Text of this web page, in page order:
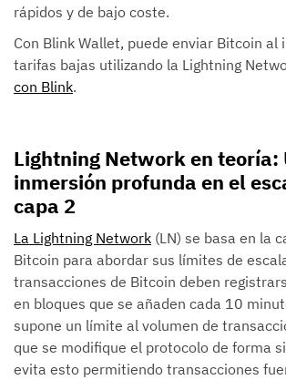
rápidos y de bajo coste.
Con Blink Wallet, puede enviar Bitcoin al
tarifas bajas utilizando la Lightning
con Blink.
Lightning Network en teoría:
inmersión profunda en el
capa 2
La Lightning Network (LN) se basa en la
Bitcoin para abordar sus límites de
transacciones de Bitcoin deben
en bloques que se añaden cada 10
supone un límite al volumen de
que se modifique el protocolo de forma
evita esto permitiendo transacciones